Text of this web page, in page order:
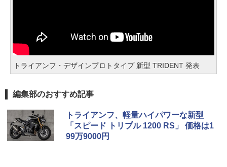
トライアンフ・デザインプロトタイプ 新型 TRIDENT 発表
編集部のおすすめ記事
トライアンフ、軽量ハイパワーな新型
「スピード トリプル 1200 RS」 価格は1
99万9000円